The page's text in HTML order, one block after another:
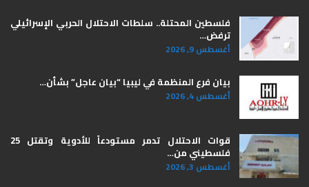
فلسطين المحتلة.. سلطات الاحتلال الحربي الإسرائيلي
ترفض…
أغسطس 9, 2026
بيان فرع المنظمة في ليبيا “بيان عاجل” بشأن…
أغسطس 4, 2026
قوات الاحتلال تدمر مستودعاً للأدوية وتقتل 25
فلسطيني من…
أغسطس 3, 2026